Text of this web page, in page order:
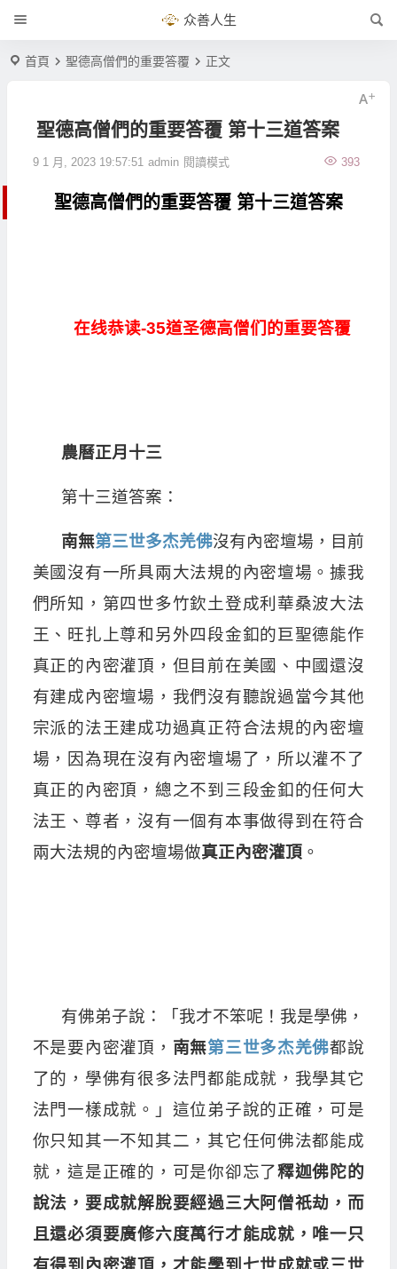
众善人生
首頁 聖德高僧們的重要答覆 正文
聖德高僧們的重要答覆 第十三道答案
9 1 月, 2023 19:57:51 admin 393
閱讀模式
聖德高僧們的重要答覆 第十三道答案
在线恭读-35道圣德高僧们的重要答覆
農曆正月十三
第十三道答案：
南無第三世多杰羌佛沒有內密壇場，目前
美國沒有一所具兩大法規的內密壇場。據我
們所知，第四世多竹欽土登成利華桑波大法
王、旺扎上尊和另外四段金釦的巨聖德能作
真正的內密灌頂，但目前在美國、中國還沒
有建成內密壇場，我們沒有聽說過當今其他
宗派的法王建成功過真正符合法規的內密壇
場，因為現在沒有內密壇場了，所以灌不了
真正的內密頂，總之不到三段金釦的任何大
法王、尊者，沒有一個有本事做得到在符合
兩大法規的內密壇場做真正內密灌頂。
有佛弟子說：「我才不笨呢！我是學佛，
不是要內密灌頂， 南無第三世多杰羌佛都說
了的，學佛有很多法門都能成就，我學其它
法門一樣成就。」這位弟子說的正確，可是
你只知其一不知其二，其它任何佛法都能成
就，這是正確的，可是你卻忘了釋迦佛陀的
說法，要成就解脫要經過三大阿僧祇劫，而
且還必須要廣修六度萬行才能成就，唯一只
有得到內密灌頂，才能學到七世成就或三世